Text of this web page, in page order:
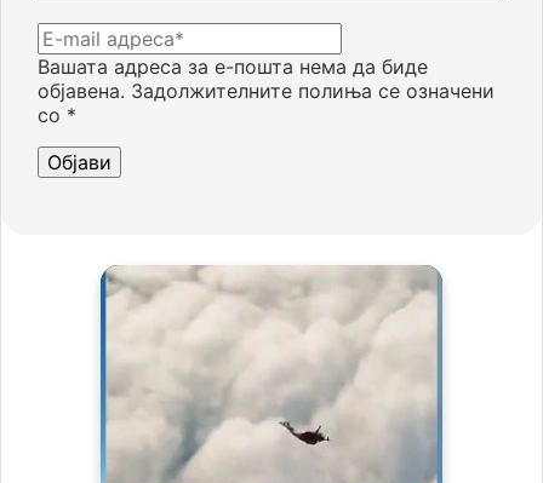
Вашата адреса за е-пошта нема да биде
објавена. Задолжителните полиња се означени
со *